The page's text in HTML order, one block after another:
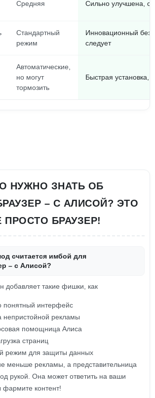
Средняя Сильно улучшена,
Стандартный
режим
Инновационный
следует
Автоматические,
но могут
тормозить
Быстрая установка,
НУЖНО ЗНАТЬ ОБ
– С АЛИСОЙ? ЭТО
ПРОСТО БРАУЗЕР!
считается имбой для
– с Алисой?
добавляет такие фишки, как
понятный интерфейс
непристойной рекламы
помощница Алиса
страниц
режим для защиты данных
меньше рекламы, а представительница
рукой. Она может ответить на ваши
фармите контент!